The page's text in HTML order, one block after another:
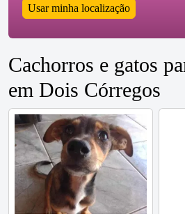
Usar minha localização
Cachorros e gatos
em Dois Córregos